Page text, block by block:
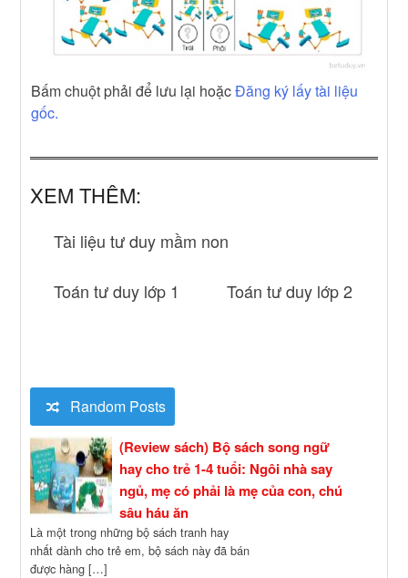
Bấm chuột phải để lưu lại hoặcĐăng ký lấy tài liệu
gốc.
XEM THÊM:
Tài liệu tư duy mầm non
Toán tư duy lớp 1 Toán tư duy lớp 2
Random Posts
(Review sách) Bộ sách song ngữ
hay cho trẻ 1-4 tuổi: Ngôi nhà say
ngủ, mẹ có phải là mẹ của con, chú
sâu háu ăn
Là một trong những bộ sách tranh hay
nhất dành cho trẻ em, bộ sách này đã bán
được hàng […]